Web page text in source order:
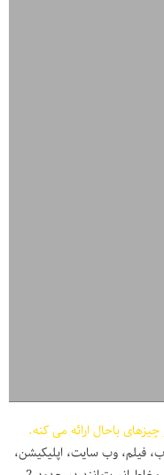
باحال ارائه می کنه.
فیلم، وب سایت، اپلیکیشن،